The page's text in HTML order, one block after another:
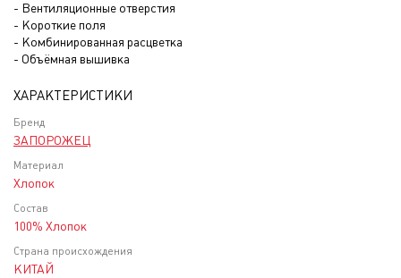
- Вентиляционные отверстия
- Короткие поля
- Комбинированная расцветка
- Объёмная вышивка
ХАРАКТЕРИСТИКИ
Бренд
ЗАПОРОЖЕЦ
Материал
Хлопок
Состав
100% Хлопок
Страна происхождения
КИТАЙ